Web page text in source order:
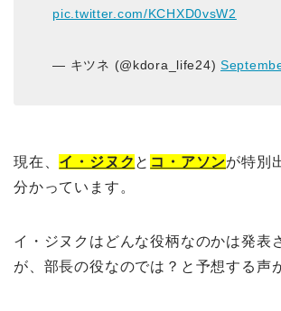
pic.twitter.com/KCHXD0vsW2
— キツネ (@kdora_life24)
現在、 イ・ジヌク と コ・アソンが特別
分かっています。
イ・ジヌクはどんな役柄なのかは発表
が、部長の役なのでは？と予想する声